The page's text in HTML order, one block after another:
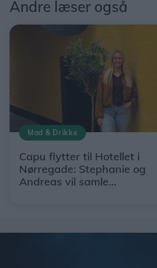
Capu flytter til Hotellet i
Nørregade: Stephanie og
Andreas vil samle
restaurant, hotel og egne
råvarer under ét tag